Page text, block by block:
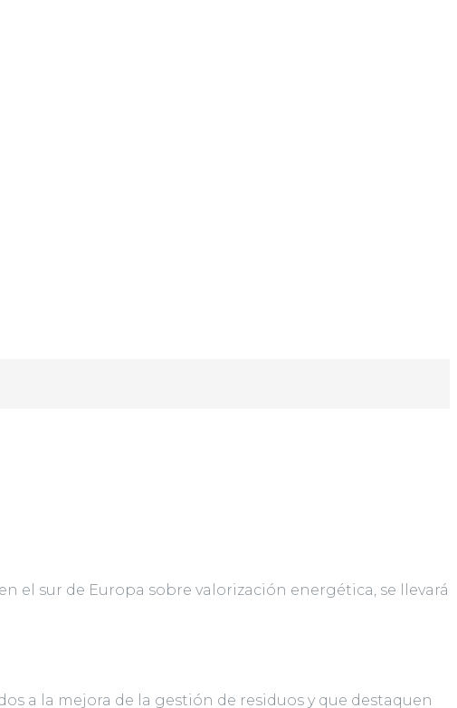
el sur de Europa sobre valorización energética, se llevará
a la mejora de la gestión de residuos y que destaquen